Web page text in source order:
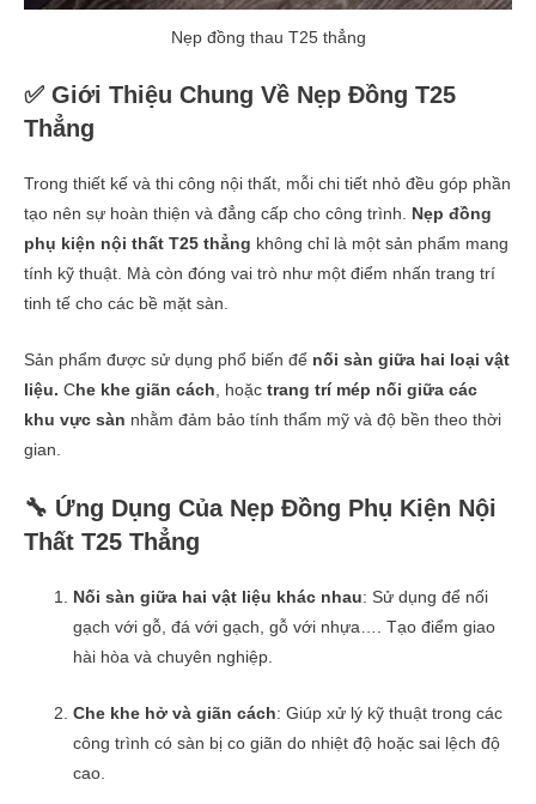
Nẹp đồng thau T25 thẳng
✅ Giới Thiệu Chung Về Nẹp Đồng T25
Thẳng
Trong thiết kế và thi công nội thất, mỗi chi tiết nhỏ đều góp phần
tạo nên sự hoàn thiện và đẳng cấp cho công trình.
Nẹp đồng
phụ kiện nội thất T25 thẳng không chỉ là một sản phẩm mang
tính kỹ thuật. Mà còn đóng vai trò như một điểm nhấn trang trí
tinh tế cho các bề mặt sàn.
Sản phẩm được sử dụng phổ biến để nối sàn giữa hai loại vật
liệu. C he khe giãn cách , hoặc trang trí mép nối giữa các
khu vực sàn nhằm đảm bảo tính thẩm mỹ và độ bền theo thời
gian.
🔧 Ứng Dụng Của Nẹp Đồng Phụ Kiện Nội
Thất T25 Thẳng
Nối sàn giữa hai vật liệu khác nhau: Sử dụng để nối
gạch với gỗ, đá với gạch, gỗ với nhựa…. Tạo điểm giao
hài hòa và chuyên nghiệp.
Che khe hở và giãn cách: Giúp xử lý kỹ thuật trong các
công trình có sàn bị co giãn do nhiệt độ hoặc sai lệch độ
cao.